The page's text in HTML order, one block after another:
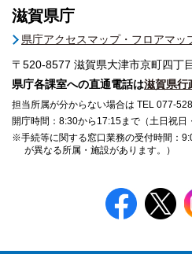
滋賀県庁
県庁アクセスマップ・フロアマッ
〒520-8577 滋賀県大津市京町四丁
県庁各課室への直通電話は滋賀県行
担当所属が分からない場合は TEL 077-
開庁時間：8:30から17:15まで（土日祝日
※手続等に関する窓口業務の受付時間：
が異なる所属・施設があります。）